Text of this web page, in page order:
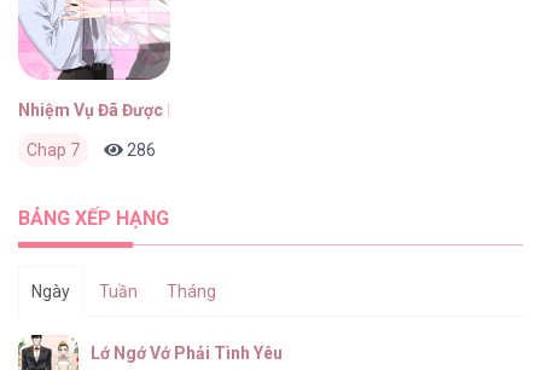
Nhiệm Vụ Đã Được Hoàn Thành Rồi Mà?
Chap 7 286
BẢNG XẾP HẠNG
Ngày Tuần Tháng
Lớ Ngớ Vớ Phải Tình Yêu